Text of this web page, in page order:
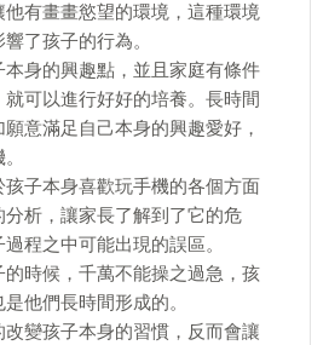
有畫畫慾望的環境，這種環境
了孩子的行為。
身的興趣點，並且家庭有條件
可以進行好好的培養。長時間
意滿足自己本身的興趣愛好，
子本身喜歡玩手機的各個方面
析，讓家長了解到了它的危
程之中可能出現的誤區。
時候，千萬不能操之過急，孩
他們長時間形成的。
變孩子本身的習慣，反而會讓